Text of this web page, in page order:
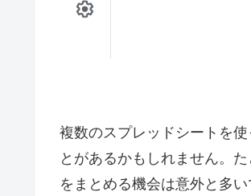
複数のスプレッドシートを
とがあるかもしれません。
をまとめる機会は意外と多